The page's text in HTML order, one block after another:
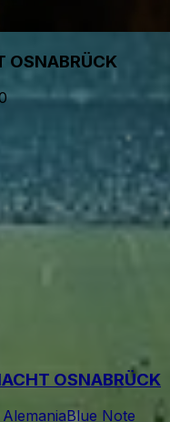
OSNABRÜCK
OSNABRÜCK
Blue Note